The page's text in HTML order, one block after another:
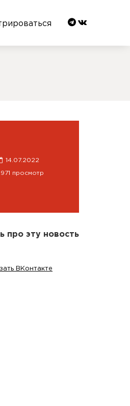
14.07.2022
971 просмотр
про эту новость
ВКонтакте